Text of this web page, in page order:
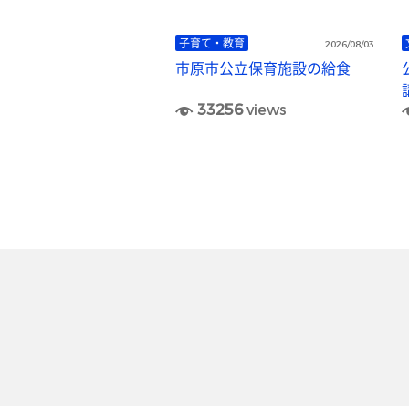
子育て・教育 2026/08/03
市原市公立保育施設の給食
33256views